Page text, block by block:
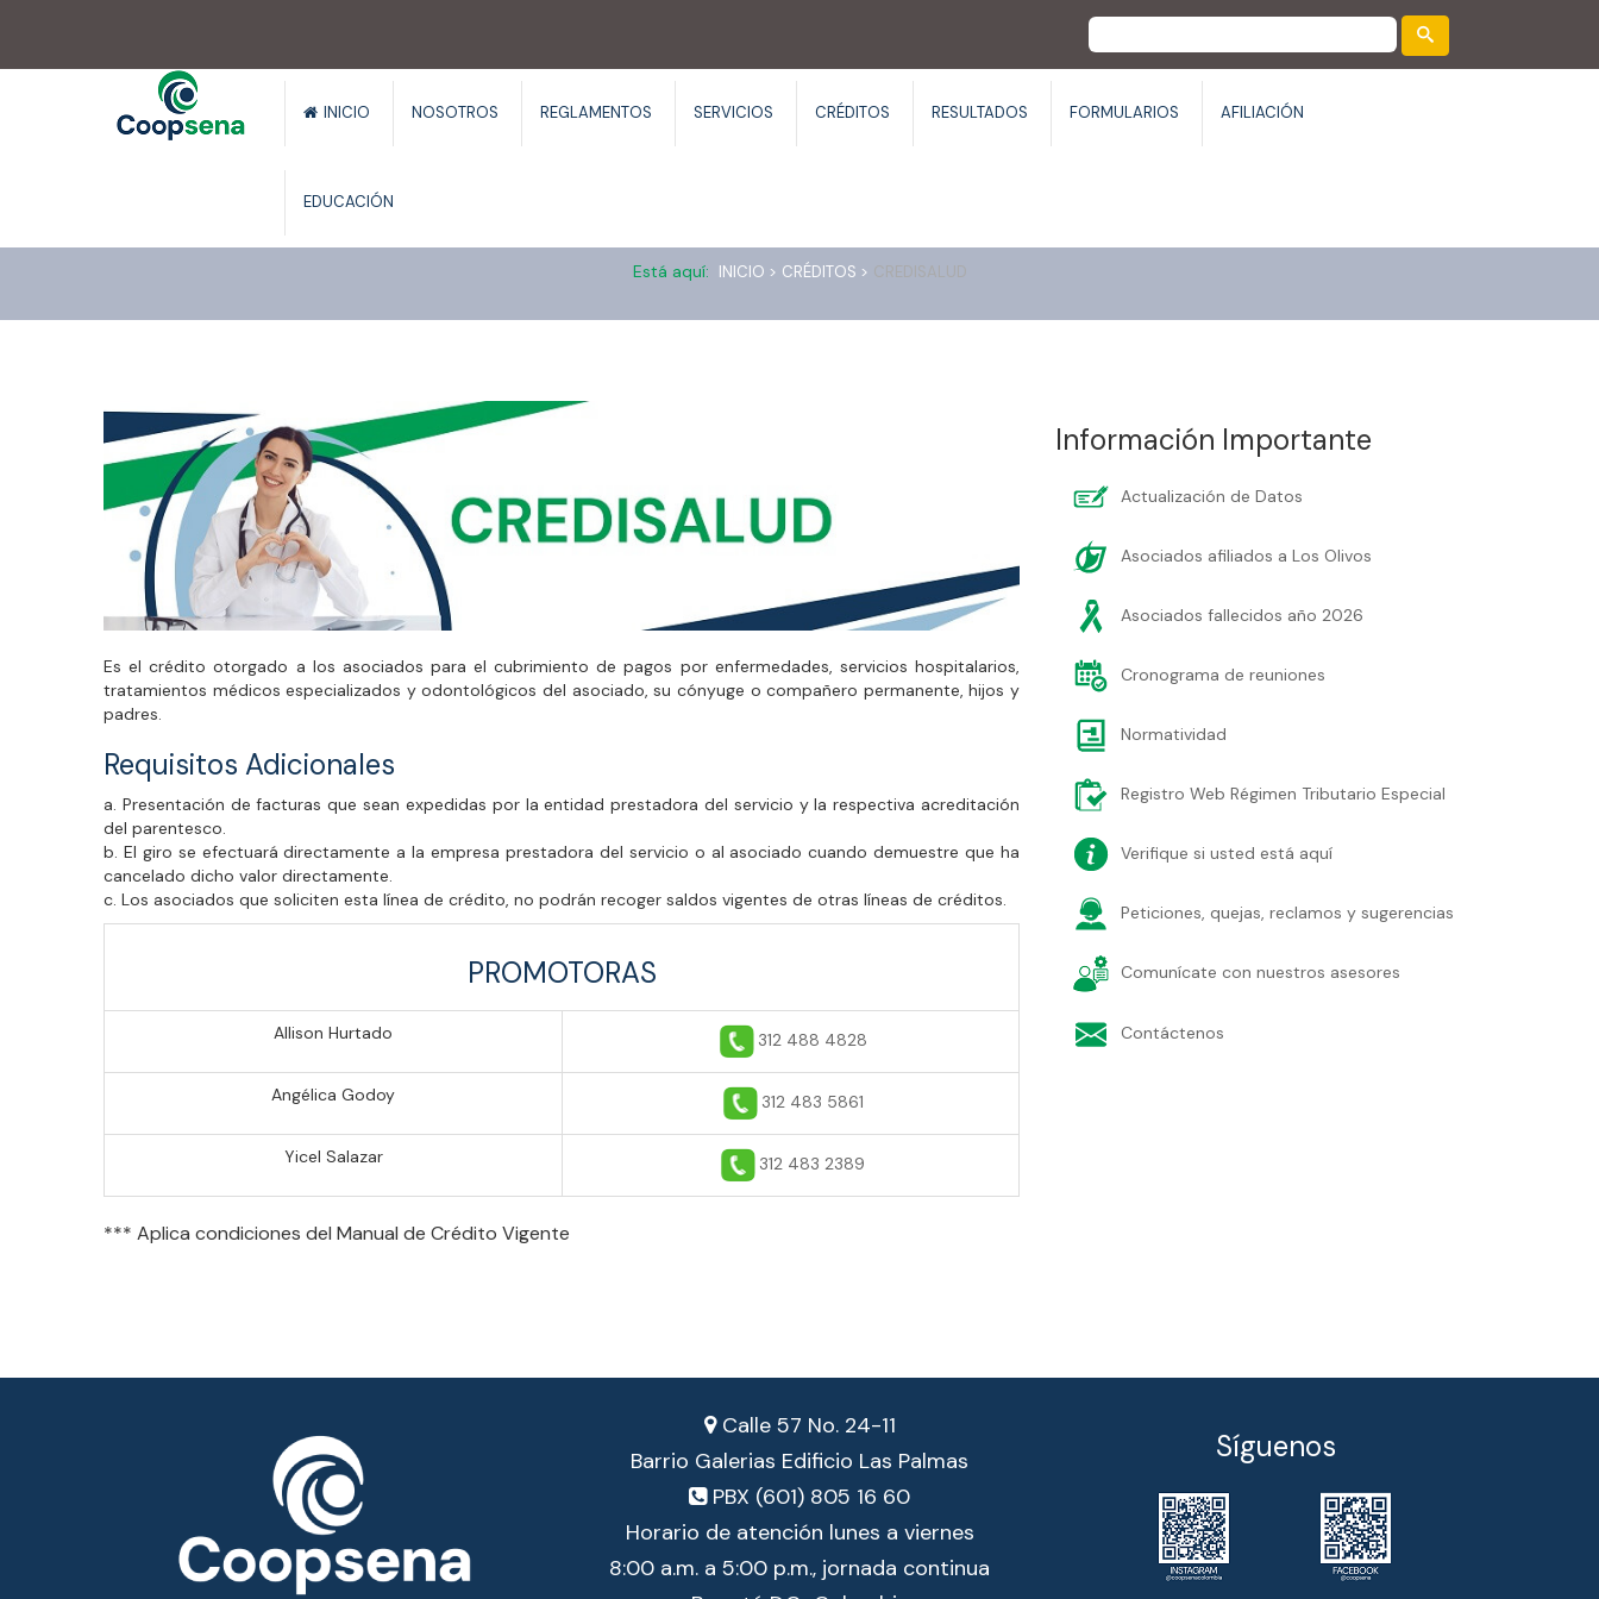
INICIO NOSOTROS REGLAMENTOS SERVICIOS CRÉDITOS RESULTADOS FORMULARIOS AFILIACIÓN
EDUCACIÓN
Está aquí: INICIO > CRÉDITOS > CREDISALUD
Es el crédito otorgado a los asociados para el cubrimiento de pagos por enfermedades, servicios hospitalarios,
tratamientos médicos especializados y odontológicos del asociado, su cónyuge o compañero permanente, hijos y
padres.
Requisitos Adicionales
a. Presentación de facturas que sean expedidas por la entidad prestadora del servicio y la respectiva acreditación
del parentesco.
b. El giro se efectuará directamente a la empresa prestadora del servicio o al asociado cuando demuestre que ha
cancelado dicho valor directamente.
c. Los asociados que soliciten esta línea de crédito, no podrán recoger saldos vigentes de otras líneas de créditos.
PROMOTORAS
Allison Hurtado 312 488 4828
Angélica Godoy 312 483 5861
Yicel Salazar 312 483 2389
*** Aplica condiciones del Manual de Crédito Vigente
Información Importante
Actualización de Datos
Asociados afiliados a Los Olivos
Asociados fallecidos año 2026
Cronograma de reuniones
Normatividad
Registro Web Régimen Tributario Especial
Verifique si usted está aquí
Peticiones, quejas, reclamos y sugerencias
Comunícate con nuestros asesores
Contáctenos
Calle 57 No. 24-11
Barrio Galerias Edificio Las Palmas
PBX (601) 805 16 60
Horario de atención lunes a viernes
8:00 a.m. a 5:00 p.m., jornada continua
Síguenos